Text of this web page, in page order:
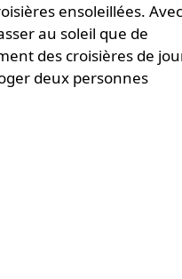
ensoleillées. Avec
au soleil que de
des croisières de
deux personnes